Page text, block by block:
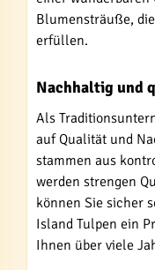
Blumensträuße,
erfüllen.
Nachhaltig und
Als
auf Qualität und
stammen aus
werden strengen
können Sie sicher
Island Tulpen ein
Ihnen über viele